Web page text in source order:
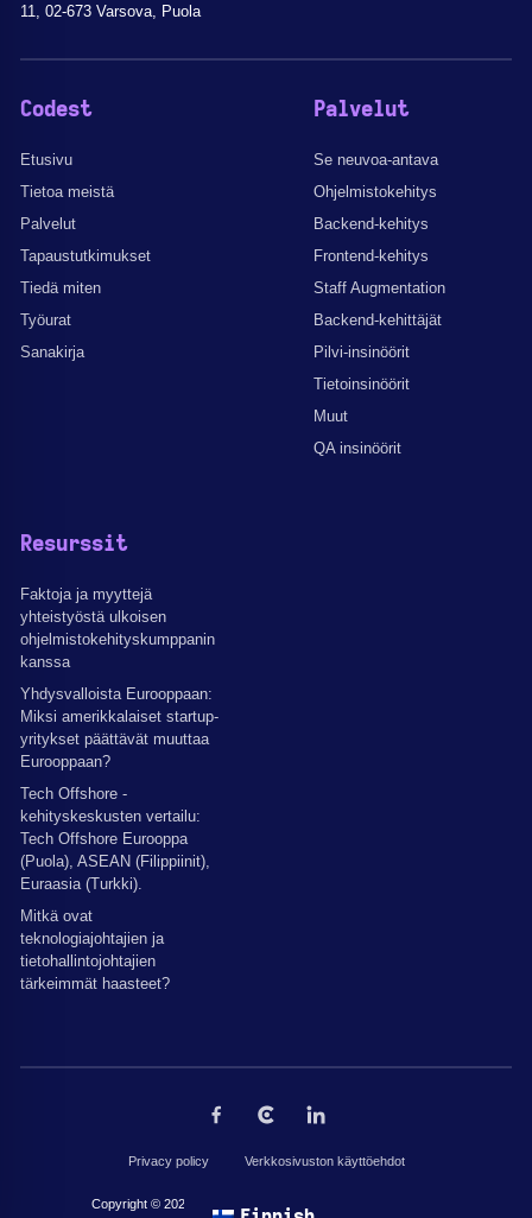
11, 02-673 Varsova, Puola
Codest
Etusivu
Tietoa meistä
Palvelut
Tapaustutkimukset
Tiedä miten
Työurat
Sanakirja
Palvelut
Se neuvoa-antava
Ohjelmistokehitys
Backend-kehitys
Frontend-kehitys
Staff Augmentation
Backend-kehittäjät
Pilvi-insinöörit
Tietoinsinöörit
Muut
QA insinöörit
Resurssit
Faktoja ja myyttejä
yhteistyöstä ulkoisen
ohjelmistokehityskumppanin
kanssa
Yhdysvalloista Eurooppaan:
Miksi amerikkalaiset startup-
yritykset päättävät muuttaa
Eurooppaan?
Tech Offshore -
kehityskeskusten vertailu:
Tech Offshore Eurooppa
(Puola), ASEAN (Filippiinit),
Euraasia (Turkki).
Mitkä ovat
teknologiajohtajien ja
tietohallintojohtajien
tärkeimmät haasteet?
Privacy policy Verkkosivuston käyttöehdot
Copyright © 2026 by The Codest. Kaikki oikeudet pidätetään.